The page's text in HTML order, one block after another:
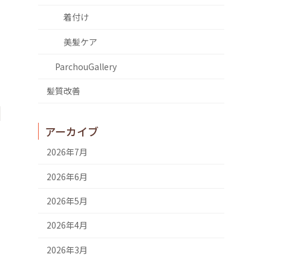
着付け
美髪ケア
ParchouGallery
髪質改善
アーカイブ
2026年7月
2026年6月
2026年5月
2026年4月
2026年3月